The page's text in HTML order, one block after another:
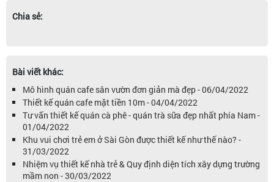
Chia sẻ:
Bài viết khác:
Mô hình quán cafe sân vườn đơn giản mà đẹp - 06/04/2022
Thiết kế quán cafe mặt tiền 10m - 04/04/2022
Tư vấn thiết kế quán cà phê - quán trà sữa đẹp nhất phía Nam -
01/04/2022
Khu vui chơi trẻ em ở Sài Gòn được thiết kế như thế nào? -
31/03/2022
Nhiệm vụ thiết kế nhà trẻ & Quy định diện tích xây dựng trường
mầm non - 30/03/2022